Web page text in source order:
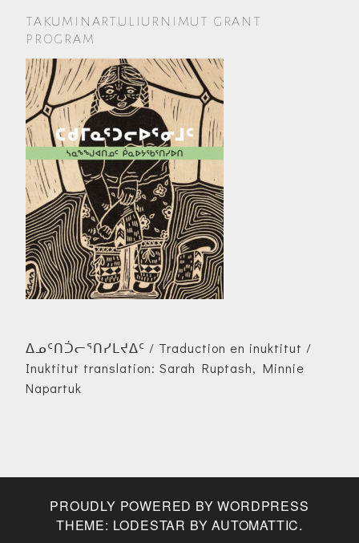
TAKUMINARTULIURNIMUT GRANT
PROGRAM
ᐃᓄᑦᑎᑑᓕᕐᑎᓯᒪᔪᐃᑦ / Traduction en inuktitut /
Inuktitut translation: Sarah Ruptash, Minnie
Napartuk
PROUDLY POWERED BY WORDPRESS
THEME: LODESTAR BYAUTOMATTIC.